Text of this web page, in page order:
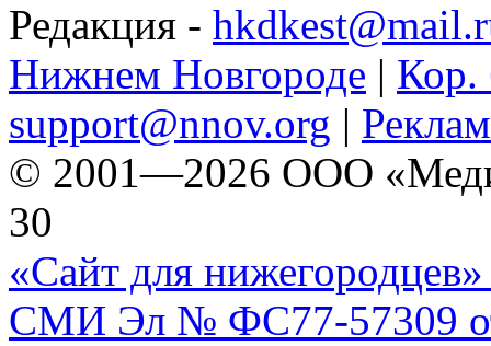
Редакция -
Нижнем Новгороде | Кор.
support@nnov.org |
© 2001—2026 ООО
30
«Сайт для нижегородцев»
СМИ Эл № ФС77-57309